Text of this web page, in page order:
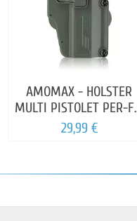
AMOMAX - HOLSTER
MULTI PISTOLET PER-
OD
29,99 €